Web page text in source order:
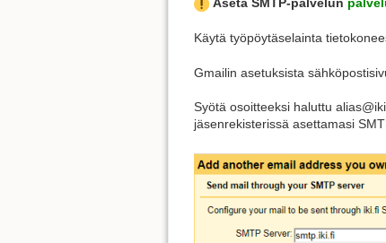
Aseta SMTP-palvelun
Käytä työpöytäselainta
Gmailin asetuksista
Syötä osoitteeksi haluttu
jäsenrekisterissä asettamasi